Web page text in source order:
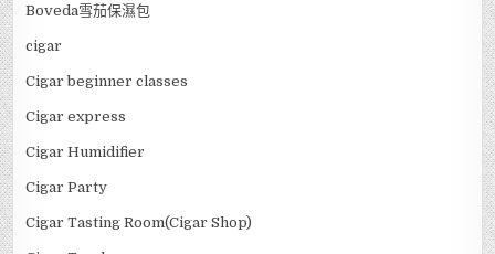
Boveda雪茄保濕包
cigar
Cigar beginner classes
Cigar express
Cigar Humidifier
Cigar Party
Cigar Tasting Room(Cigar Shop)